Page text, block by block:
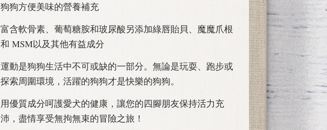
狗狗方便美味的營養補充
富含軟骨素、葡萄糖胺和玻尿酸另添加綠唇貽貝、魔魔爪根
和 MSM以及其他有益成分
運動是狗狗生活中不可或缺的一部分。無論是玩耍、跑步或
探索周圍環境，活躍的狗狗才是快樂的狗狗。
用優質成分呵護愛犬的健康，讓您的四腳朋友保持活力充
沛，盡情享受無拘無束的冒險之旅！